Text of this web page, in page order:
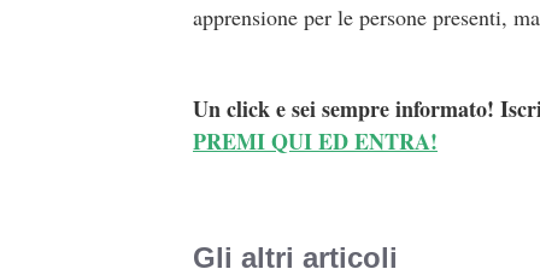
apprensione per le persone presenti,
Un click e sei sempre informato!
PREMI QUI ED ENTRA!
Gli altri articoli